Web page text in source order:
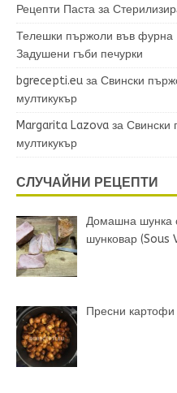
Рецепти Паста за
Телешки пържоли във фурна
Задушени гъби печурки
bgrecepti.eu за Свински
мултикукър
Margarita Lazova за Свински
мултикукър
СЛУЧАЙНИ РЕЦЕПТИ
Домашна шунка
шунковар (Sous
Пресни